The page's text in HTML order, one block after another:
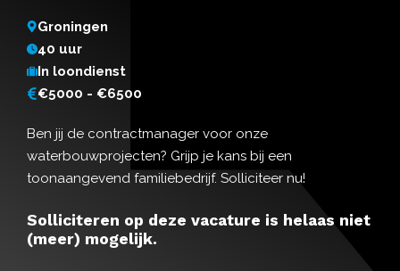
Groningen
40 uur
In loondienst
€5000 - €6500
Ben jij de contractmanager voor onze
waterbouwprojecten? Grijp je kans bij een
toonaangevend familiebedrijf. Solliciteer nu!
Solliciteren op deze vacature is helaas niet
(meer) mogelijk.